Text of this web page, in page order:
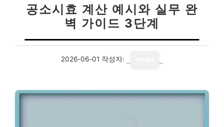
공소시효 계산 예시와 실무 완
벽 가이드 3단계
2026-06-01 작성자: